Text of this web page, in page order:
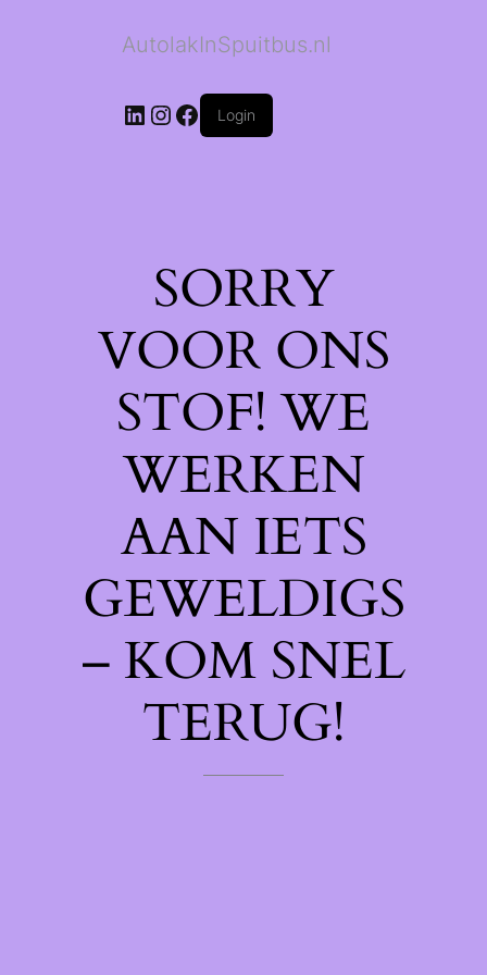
AutolakInSpuitbus.nl
LinkedIn
Instagram
Facebook
Login
SORRY
VOOR ONS
STOF! WE
WERKEN
AAN IETS
GEWELDIGS
– KOM SNEL
TERUG!